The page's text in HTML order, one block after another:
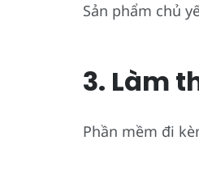
Sản phẩm chủ
3. Làm
Phần mềm đi